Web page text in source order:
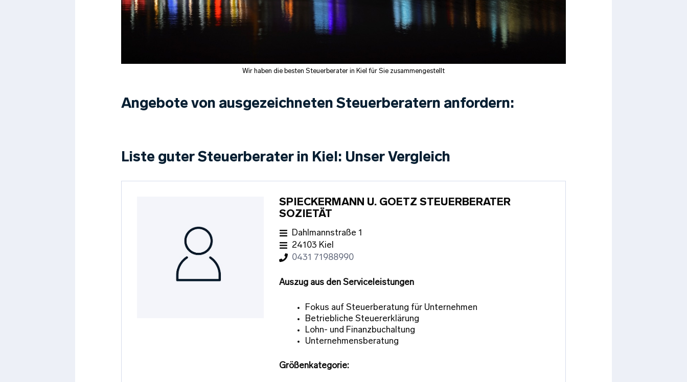
Wir haben die besten Steuerberater in Kiel für Sie zusammengestellt
Angebote von ausgezeichneten Steuerberatern anfordern:
Liste guter Steuerberater in Kiel: Unser Vergleich
SPIECKERMANN U. GOETZ STEUERBERATER
SOZIETÄT
Dahlmannstraße 1
24103 Kiel
0431 71988990
Auszug aus den Serviceleistungen
Fokus auf Steuerberatung für Unternehmen
Betriebliche Steuererklärung
Lohn- und Finanzbuchaltung
Unternehmensberatung
Größenkategorie: